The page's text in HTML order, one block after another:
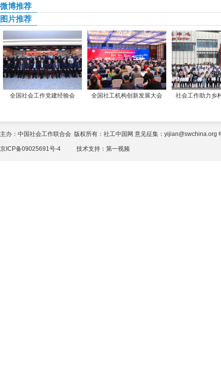
微博推荐
图片推荐
全国社会工作党建经验会 全国社工机构创新发展大会 社会工作助力乡
主办：中国社会工作联合会 版权所有：社工中国网 意见征集：yijian@swchina.org
京ICP备09025691号-4 技术支持： 第一视频